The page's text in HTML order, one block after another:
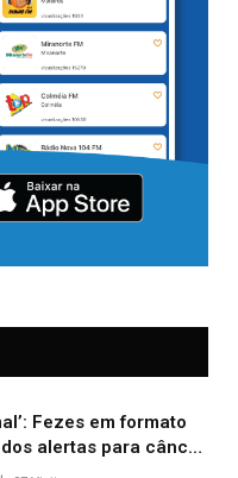
Fezes em formato
dos alertas para câncer
fala de Preta Gil